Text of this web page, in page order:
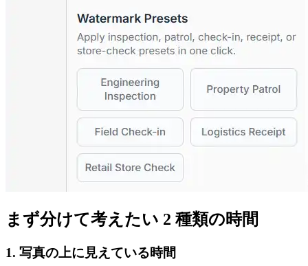
まず分けて考えたい 2 種類の時間
1. 写真の上に見えている時間